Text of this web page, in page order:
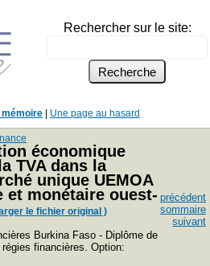
Rechercher sur le site:
mémoire Une page au hasard
économique
TVA dans la
unique UEMOA
et monétaire ouest-
le fichier original )
Burkina Faso - Diplôme de
financières. Option:
précédent
sommaire
suivant